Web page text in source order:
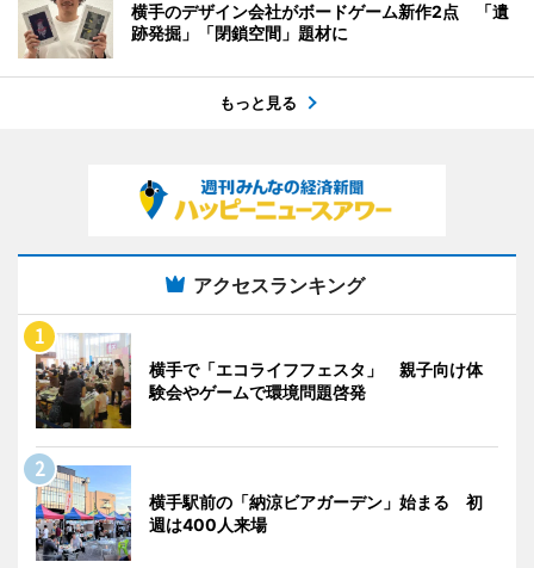
横手のデザイン会社がボードゲーム新作2点 「遺
跡発掘」「閉鎖空間」題材に
もっと見る
アクセスランキング
横手で「エコライフフェスタ」 親子向け体
験会やゲームで環境問題啓発
横手駅前の「納涼ビアガーデン」始まる 初
週は400人来場